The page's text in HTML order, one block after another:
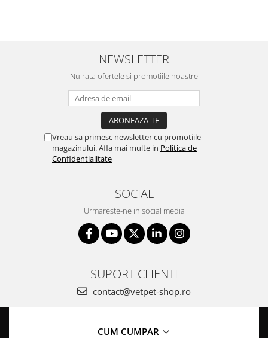
NEWSLETTER
Nu rata ofertele si promotiile noastre
Vreau sa primesc newsletter cu promotiile
magazinului. Afla mai multe in Politica de
Confidentialitate
SOCIAL
Urmareste-ne in social media
SUPORT CLIENTI
contact@vetpet-shop.ro
CUM CUMPAR